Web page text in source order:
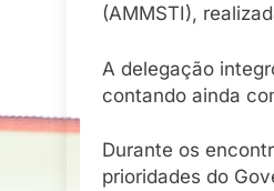
(AMMSTI),
A delegação
contando ainda
Durante os
prioridades do